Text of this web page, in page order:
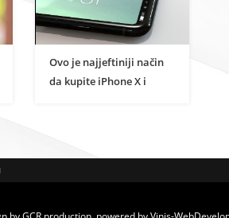
Ovo je najjeftiniji način
da kupite iPhone X i